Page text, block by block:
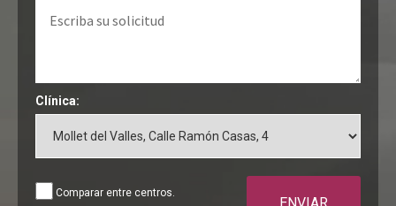
Clínica:
Comparar entre centros.